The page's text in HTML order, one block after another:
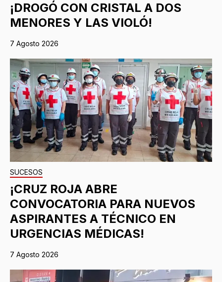
¡DROGÓ CON CRISTAL A DOS
MENORES Y LAS VIOLÓ!
7 Agosto 2026
SUCESOS
¡CRUZ ROJA ABRE
CONVOCATORIA PARA NUEVOS
ASPIRANTES A TÉCNICO EN
URGENCIAS MÉDICAS!
7 Agosto 2026